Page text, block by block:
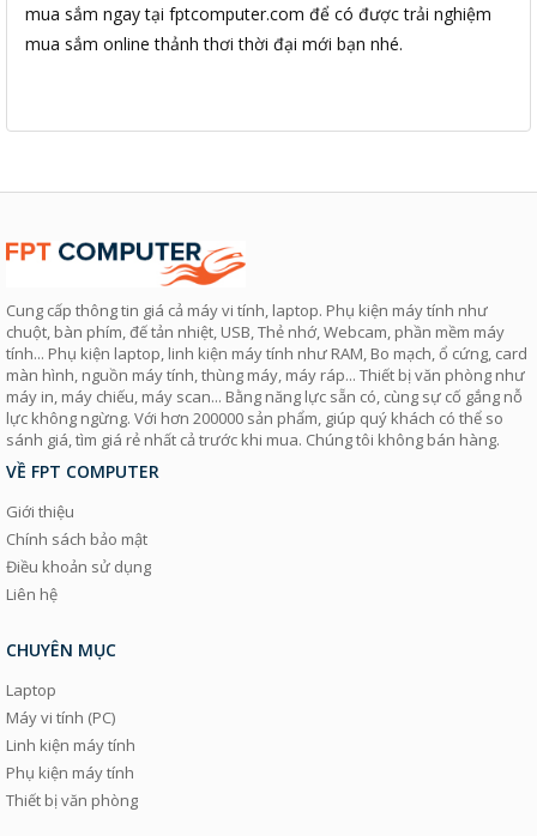
mua sắm ngay tại fptcomputer.com để có được trải nghiệm
mua sắm online thảnh thơi thời đại mới bạn nhé.
Cung cấp thông tin giá cả máy vi tính, laptop. Phụ kiện máy tính như
chuột, bàn phím, đế tản nhiệt, USB, Thẻ nhớ, Webcam, phần mềm máy
tính... Phụ kiện laptop, linh kiện máy tính như RAM, Bo mạch, ổ cứng, card
màn hình, nguồn máy tính, thùng máy, máy ráp... Thiết bị văn phòng như
máy in, máy chiếu, máy scan... Bằng năng lực sẵn có, cùng sự cố gắng nỗ
lực không ngừng. Với hơn 200000 sản phẩm, giúp quý khách có thể so
sánh giá, tìm giá rẻ nhất cả trước khi mua. Chúng tôi không bán hàng.
VỀ FPT COMPUTER
Giới thiệu
Chính sách bảo mật
Điều khoản sử dụng
Liên hệ
CHUYÊN MỤC
Laptop
Máy vi tính (PC)
Linh kiện máy tính
Phụ kiện máy tính
Thiết bị văn phòng